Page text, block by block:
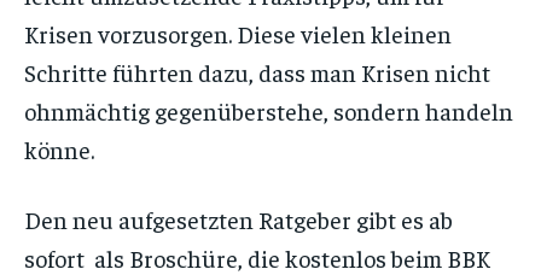
Krisen vorzusorgen. Diese vielen kleinen
Schritte führten dazu, dass man Krisen nicht
ohnmächtig gegenüberstehe, sondern handeln
könne.
Den neu aufgesetzten Ratgeber gibt es ab
sofort als Broschüre, die kostenlos beim BBK